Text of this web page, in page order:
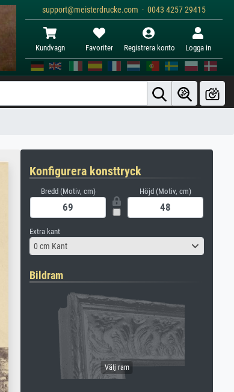
support@meisterdrucke.com · 0043 4257 29415
Kundvagn Favoriter Registrera konto Logga in
Konfigurera konsttryck
Bredd (Motiv, cm) Höjd (Motiv, cm)
Extra kant
0 cm Kant
Bildram